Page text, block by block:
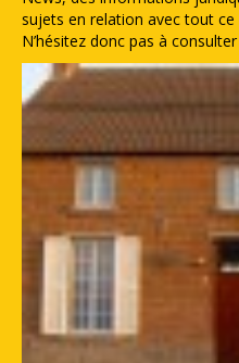
sujets en relation avec tout ce
N’hésitez donc pas à